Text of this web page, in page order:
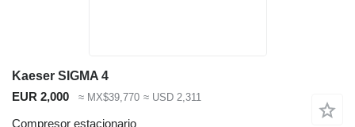
Kaeser SIGMA 4
EUR 2,000
≈ MX$39,770 ≈ USD 2,311
Compresor estacionario